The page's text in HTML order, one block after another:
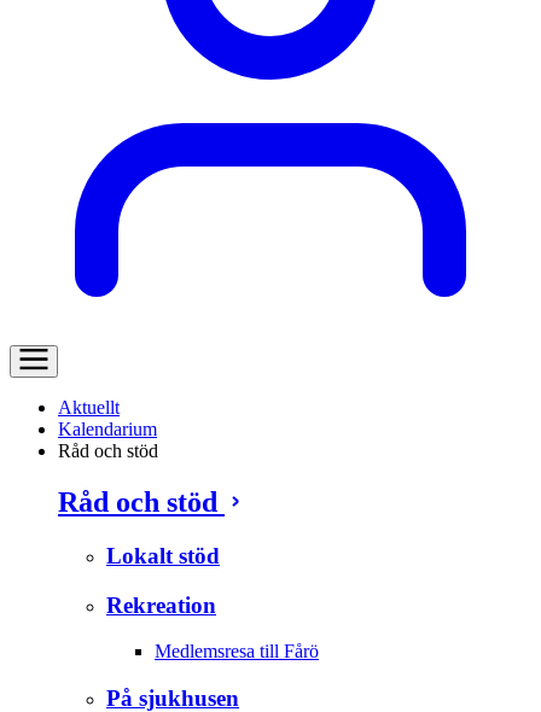
Aktuellt
Kalendarium
Råd och stöd
Råd och stöd
Lokalt stöd
Rekreation
Medlemsresa till Fårö
På sjukhusen